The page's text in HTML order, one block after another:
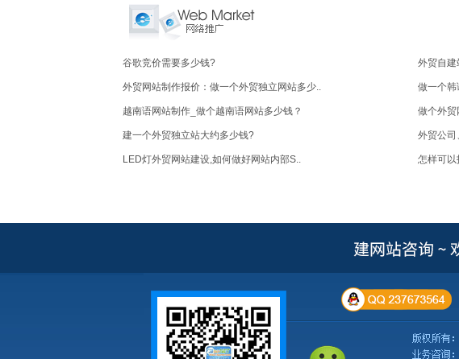
谷歌竞价需要多少钱? 外贸自建
外贸网站制作报价：做一个外贸独立网站多少.. 做一个韩
越南语网站制作_做个越南语网站多少钱？ 做个外贸
建一个外贸独立站大约多少钱? 外贸公司
LED灯外贸网站建设,如何做好网站内部S.. 怎样可以